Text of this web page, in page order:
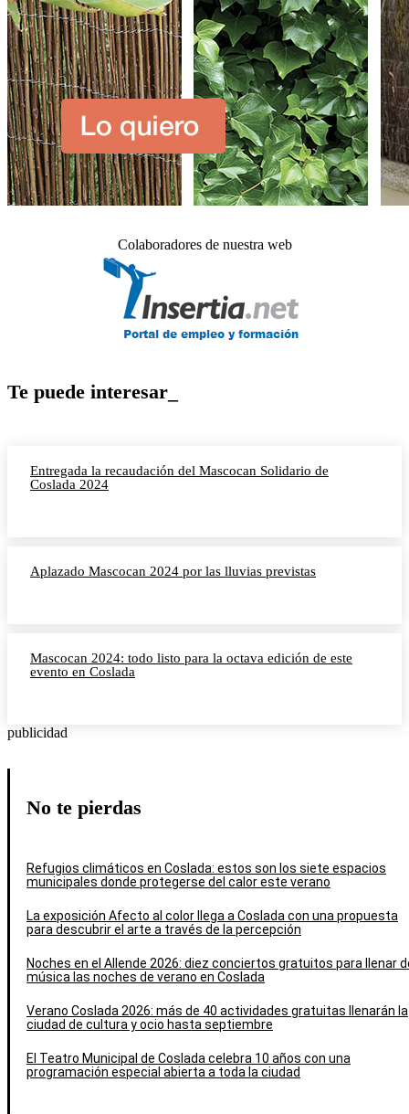
Colaboradores de nuestra web
Te puede interesar_
Entregada la recaudación del Mascocan Solidario de
Coslada 2024
Aplazado Mascocan 2024 por las lluvias previstas
Mascocan 2024: todo listo para la octava edición de este
evento en Coslada
publicidad
No te pierdas
Refugios climáticos en Coslada: estos son los siete espacios
municipales donde protegerse del calor este verano
La exposición Afecto al color llega a Coslada con una propuesta
para descubrir el arte a través de la percepción
Noches en el Allende 2026: diez conciertos gratuitos para llenar
música las noches de verano en Coslada
Verano Coslada 2026: más de 40 actividades gratuitas llenarán la
ciudad de cultura y ocio hasta septiembre
El Teatro Municipal de Coslada celebra 10 años con una
programación especial abierta a toda la ciudad